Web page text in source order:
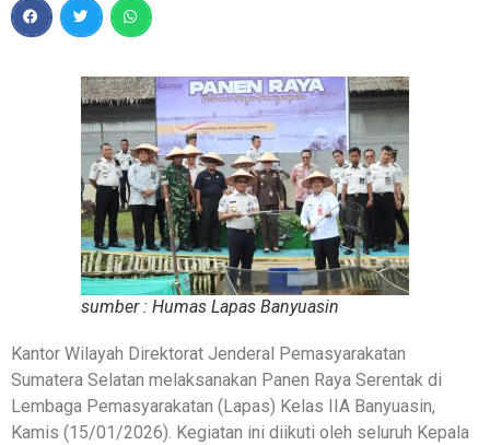
sumber : Humas Lapas Banyuasin
Kantor Wilayah Direktorat Jenderal Pemasyarakatan
Sumatera Selatan melaksanakan Panen Raya Serentak di
Lembaga Pemasyarakatan (Lapas) Kelas IIA Banyuasin,
Kamis (15/01/2026). Kegiatan ini diikuti oleh seluruh Kepala